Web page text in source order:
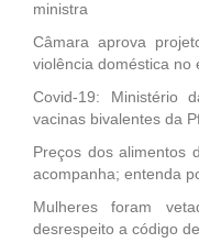
ministra
Câmara aprova
violência doméstica no
Covid-19: Ministério
vacinas bivalentes da
Preços dos alimentos
acompanha; entenda
Mulheres foram
desrespeito a código